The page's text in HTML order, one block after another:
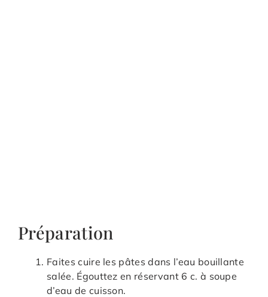
Préparation
Faites cuire les pâtes dans l’eau bouillante
salée. Égouttez en réservant 6 c. à soupe
d’eau de cuisson.